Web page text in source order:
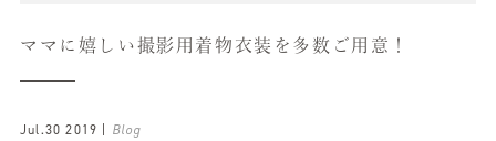
ママに嬉しい撮影用着物衣装を多数ご用意！
Jul.30 2019 | Blog